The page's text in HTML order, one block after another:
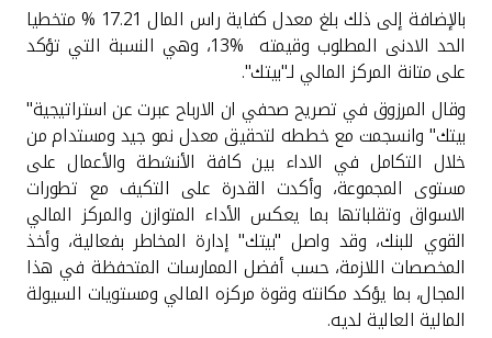
بالإضافة إلى ذلك بلغ معدل كفاية راس المال 17.21 % متخطيا
الحد الادنى المطلوب وقيمته ، وهي النسبة التي تؤكد
على متانة المركز المالي لـ"بيتك".
وقال المرزوق في تصريح صحفي ان الارباح عبرت عن استراتيجية"
بيتك" وانسجمت مع خططه لتحقيق معدل نمو جيد ومستدام من
خلال التكامل في الاداء بين كافة الأنشطة والأعمال على
مستوى المجموعة، وأكدت القدرة على التكيف مع تطورات
الاسواق وتقلباتها بما يعكس الأداء المتوازن والمركز المالي
القوي للبنك، وقد واصل "بيتك" إدارة المخاطر بفعالية، وأخذ
المخصصات اللازمة، حسب أفضل الممارسات المتحفظة في هذا
المجال، بما يؤكد مكانته وقوة مركزه المالي ومستويات السيولة
المالية العالية لديه.